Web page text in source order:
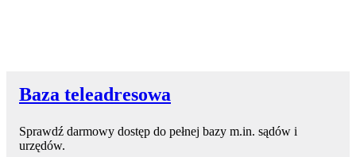
Baza teleadresowa
Sprawdź darmowy dostęp do pełnej bazy m.in. sądów i
urzędów.